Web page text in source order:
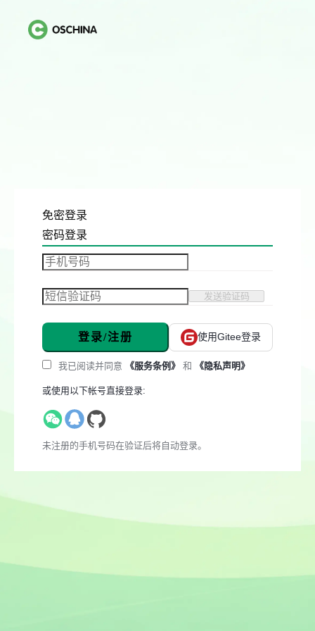
免密登录
密码登录
发送验证码
登录/注册 使用Gitee登录
我已阅读并同意 《服务条例》 和 《隐私声明》
或使用以下帐号直接登录:
未注册的手机号码在验证后将自动登录。